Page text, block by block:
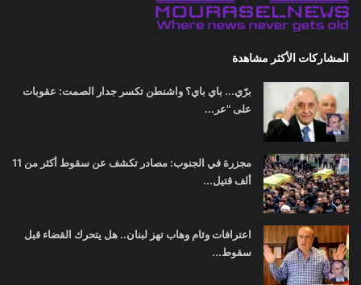
المشاركات الأكثر مشاهدة
برّي... باي باي؟ واشنطن تكسر جدار الصمت: عقوبات
على "عر...
مجزرة في الجنوب: مصادر تكشف عن سقوط أكثر من 11
ألف قتيل...
اعترافات وئام وهاب تهز لبنان.. هل يتحرك القضاء قبل
سقوط...